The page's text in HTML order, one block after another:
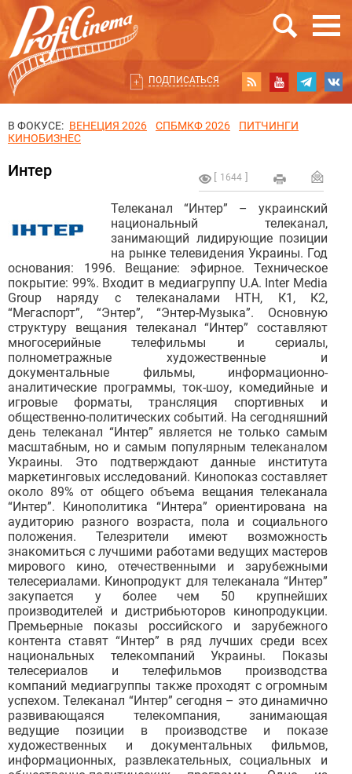
ПОДПИСАТЬСЯ
В ФОКУСЕ: ВЕНЕЦИЯ 2026 СПБМКФ 2026
ПИТЧИНГИ
КИНОБИЗНЕС
1644
Интер
Телеканал “Интер” – украинский
национальный телеканал,
занимающий лидирующие позиции
на рынке телевидения Украины. Год
основания: 1996. Вещание: эфирное. Техническое
покрытие: 99%. Входит в медиагруппу U.A. Inter Media
Group наряду с телеканалами НТН, К1, К2,
“Мегаспорт”, “Энтер”, “Энтер-Музыка”. Основную
структуру вещания телеканал “Интер” составляют
многосерийные телефильмы и сериалы,
полнометражные художественные и
документальные фильмы, информационно-
аналитические программы, ток-шоу, комедийные и
игровые форматы, трансляция спортивных и
общественно-политических событий. На сегодняшний
день телеканал “Интер” является не только самым
масштабным, но и самым популярным телеканалом
Украины. Это подтверждают данные института
маркетинговых исследований. Кинопоказ составляет
около 89% от общего объема вещания телеканала
“Интер”. Кинополитика “Интера” ориентирована на
аудиторию разного возраста, пола и социального
положения. Телезрители имеют возможность
знакомиться с лучшими работами ведущих мастеров
мирового кино, отечественными и зарубежными
телесериалами. Кинопродукт для телеканала “Интер”
закупается у более чем 50 крупнейших
производителей и дистрибьюторов кинопродукции.
Премьерные показы российского и зарубежного
контента ставят “Интер” в ряд лучших среди всех
национальных телекомпаний Украины. Показы
телесериалов и телефильмов производства
компаний медиагруппы также проходят с огромным
успехом. Телеканал “Интер” сегодня – это динамично
развивающаяся телекомпания, занимающая
ведущие позиции в производстве и показе
художественных и документальных фильмов,
информационных, развлекательных, социальных и